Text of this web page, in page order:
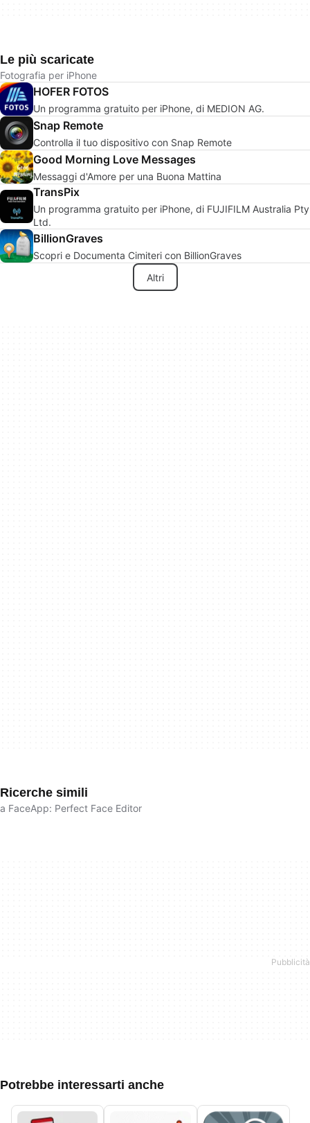
Le più scaricate
Fotografia per iPhone
HOFER FOTOS
Un programma gratuito per iPhone, di MEDION AG.
Snap Remote
Controlla il tuo dispositivo con Snap Remote
Good Morning Love Messages
Messaggi d'Amore per una Buona Mattina
TransPix
Un programma gratuito per iPhone, di FUJIFILM Australia Pty
Ltd.
BillionGraves
Scopri e Documenta Cimiteri con BillionGraves
Altri
Ricerche simili
a FaceApp: Perfect Face Editor
Potrebbe interessarti anche